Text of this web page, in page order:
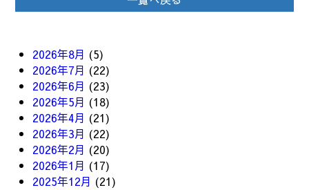
2026年8月 (5)
2026年7月 (22)
2026年6月 (23)
2026年5月 (18)
2026年4月 (21)
2026年3月 (22)
2026年2月 (20)
2026年1月 (17)
2025年12月 (21)